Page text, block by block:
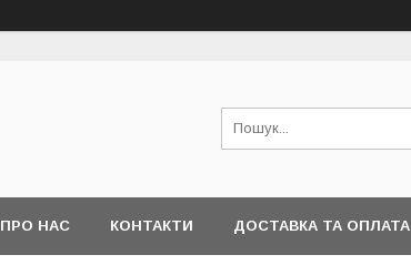
ПРО НАС КОНТАКТИ ДОСТАВКА ТА ОПЛАТА